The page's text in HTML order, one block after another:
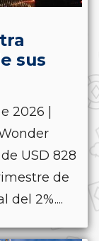
sus
2026 |
USD 828
de
del 2%....